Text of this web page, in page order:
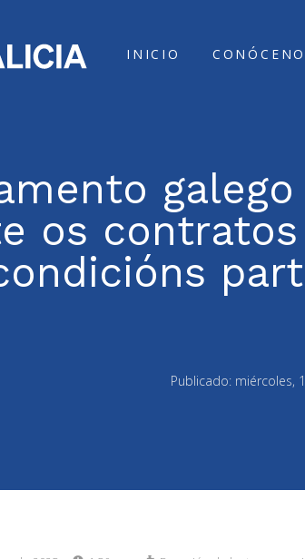
INICIO
os
Publicado: miércoles,